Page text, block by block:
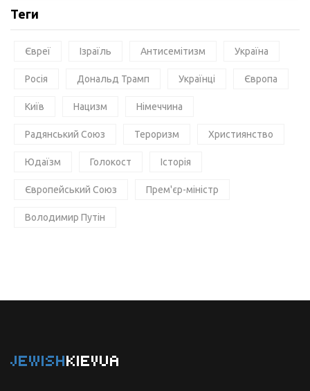
Теги
Євреї Ізраїль Антисемітизм Україна
Росія Дональд Трамп Українці Європа
Київ Нацизм Німеччина
Радянський Союз Тероризм Християнство
Юдаїзм Голокост Історія
Європейський Союз Прем'єр-міністр
Володимир Путін
JEWISHKIEVUA